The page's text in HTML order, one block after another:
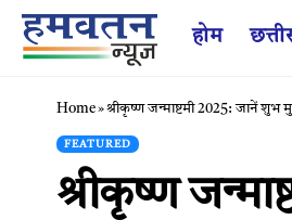
होम
Home»श्रीकृष्ण जन्माष्टमी 2025: जानें शुभ
FEATURED
श्रीकृष्ण